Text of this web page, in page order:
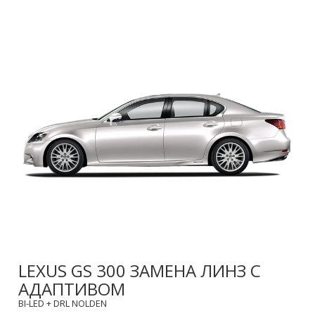
LEXUS GS 300 ЗАМЕНА ЛИНЗ С
АДАПТИВОМ
BI-LED + DRL NOLDEN